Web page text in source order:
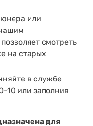
или
смотреть
на старых
в службе
10 или заполнив
для